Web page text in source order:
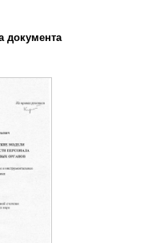
документа